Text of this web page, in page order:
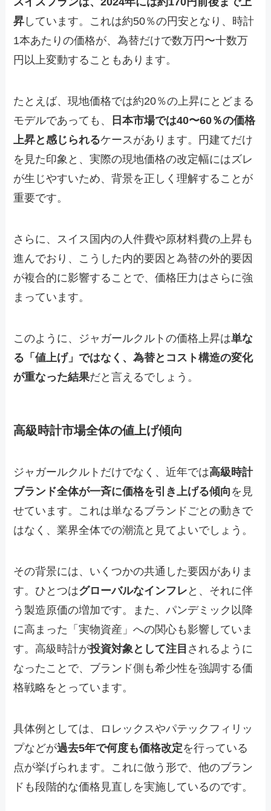
昇 しています。これは約50％の円安となり、時計
1本あたりの価格が、為替だけで数万円〜十数万
円以上変動することもあります。
たとえば、現地価格では約20％の上昇にとどまる
モデルであっても、
日本市場では40〜60％の価格
上昇と感じられるケースがあります。円建てだけ
を見た印象と、実際の現地価格の改定幅にはズレ
が生じやすいため、背景を正しく理解することが
重要です。
さらに、スイス国内の人件費や原材料費の上昇も
進んでおり、こうした内的要因と為替の外的要因
が複合的に影響することで、価格圧力はさらに強
まっています。
このように、ジャガールクルトの価格上昇は単な
る「値上げ」ではなく、為替とコスト構造の変化
が重なった結果だと言えるでしょう。
高級時計市場全体の値上げ傾向
ジャガールクルトだけでなく、近年では高級時計
ブランド全体が一斉に価格を引き上げる傾向 を見
せています。これは単なるブランドごとの動きで
はなく、業界全体での潮流と見てよいでしょう。
その背景には、いくつかの共通した要因がありま
す。ひとつはグローバルなインフレ と、それに伴
う製造原価の増加です。また、パンデミック以降
に高まった「実物資産」への関心も影響していま
す。高級時計が投資対象として注目 されるように
なったことで、ブランド側も希少性を強調する価
格戦略をとっています。
具体例としては、ロレックスやパテックフィリッ
プなどが過去5年で何度も価格改定を行っている
点が挙げられます。これに倣う形で、他のブラン
ドも段階的な価格見直しを実施しているのです。